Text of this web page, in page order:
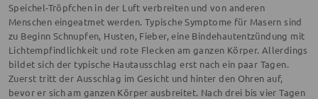
Speichel-Tröpfchen in der Luft verbreiten und von anderen
Menschen eingeatmet werden. Typische Symptome für Masern sind
zu Beginn Schnupfen, Husten, Fieber, eine Bindehautentzündung mit
Lichtempfindlichkeit und rote Flecken am ganzen Körper. Allerdings
bildet sich der typische Hautausschlag erst nach ein paar Tagen.
Zuerst tritt der Ausschlag im Gesicht und hinter den Ohren auf,
bevor er sich am ganzen Körper ausbreitet. Nach drei bis vier Tagen